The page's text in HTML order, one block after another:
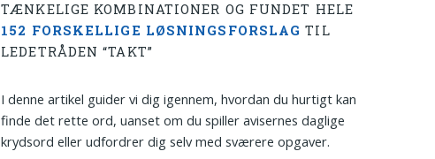
TÆNKELIGE KOMBINATIONER OG FUNDET HELE
152 FORSKELLIGE LØSNINGSFORSLAG TIL
LEDETRÅDEN “TAKT”
I denne artikel guider vi dig igennem, hvordan du hurtigt kan
finde det rette ord, uanset om du spiller avisernes daglige
krydsord eller udfordrer dig selv med sværere opgaver.